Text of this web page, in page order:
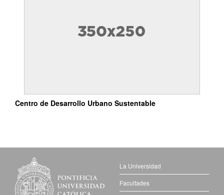
Centro de Desarrollo Urbano Sustentable
La Universidad
Facultades